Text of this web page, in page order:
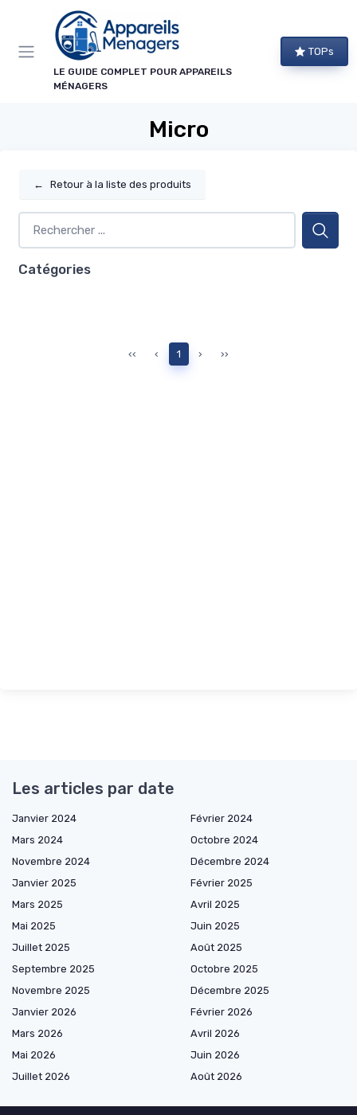
LE GUIDE COMPLET POUR APPAREILS
MÉNAGERS
TOPs
Micro
← Retour à la liste des produits
Catégories
‹‹ ‹ 1 › ››
Les articles par date
Janvier 2024
Février 2024
Mars 2024
Octobre 2024
Novembre 2024
Décembre 2024
Janvier 2025
Février 2025
Mars 2025
Avril 2025
Mai 2025
Juin 2025
Juillet 2025
Août 2025
Septembre 2025
Octobre 2025
Novembre 2025
Décembre 2025
Janvier 2026
Février 2026
Mars 2026
Avril 2026
Mai 2026
Juin 2026
Juillet 2026
Août 2026
Panneau de gestion des cookies